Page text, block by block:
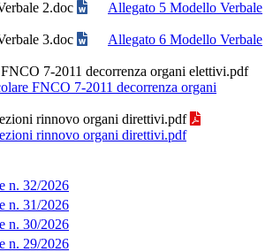
2.doc
Allegato 5 Modello Verbale
3.doc
Allegato 6 Modello Verbale
7-2011 decorrenza organi elettivi.pdf
FNCO 7-2011 decorrenza organi
rinnovo organi direttivi.pdf
rinnovo organi direttivi.pdf
n. 32/2026
n. 31/2026
n. 30/2026
n. 29/2026